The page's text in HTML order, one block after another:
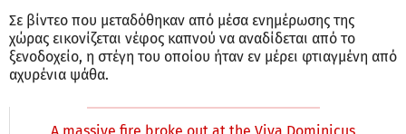
Σε βίντεο που μεταδόθηκαν από μέσα ενημέρωσης της
χώρας εικονίζεται νέφος καπνού να αναδίδεται από το
ξενοδοχείο, η στέγη του οποίου ήταν εν μέρει φτιαγμένη από
αχυρένια ψάθα.